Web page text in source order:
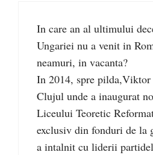
In care an al ultimului
Ungariei nu a venit in
neamuri, in vacanta?
In 2014, spre
Clujul unde a inaugurat
Liceului Teoretic
exclusiv din fonduri de la
a intalnit cu liderii